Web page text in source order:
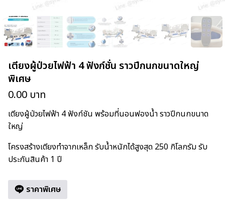
เตียงผู้ป่วยไฟฟ้า 4 ฟังก์ชั่น ราวปีกนกขนาดใหญ่
พิเศษ
0.00 บาท
เตียงผู้ป่วยไฟฟ้า 4 ฟังก์ชัน พร้อมที่นอนฟองน้ำ ราวปีกนกขนาด
ใหญ่
โครงสร้างเตียงทำจากเหล็ก รับน้ำหนักได้สูงสุด 250 กิโลกรัม รับ
ประกันสินค้า 1 ปี
ราคาพิเศษ